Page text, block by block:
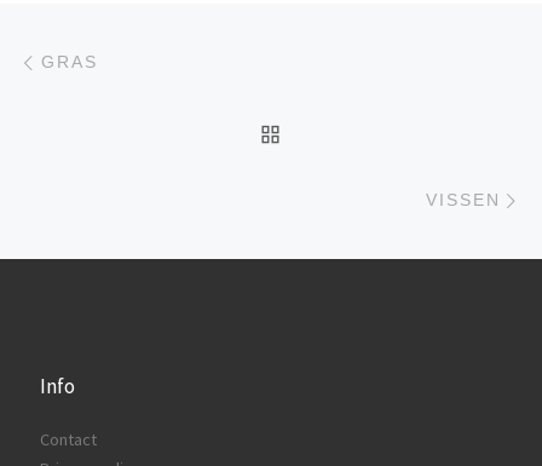
Berichtnavigatie
GRAS
VISSEN
Info
Contact